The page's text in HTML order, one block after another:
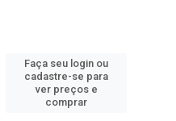
Faça seu login ou
cadastre-se para
ver preços e
comprar